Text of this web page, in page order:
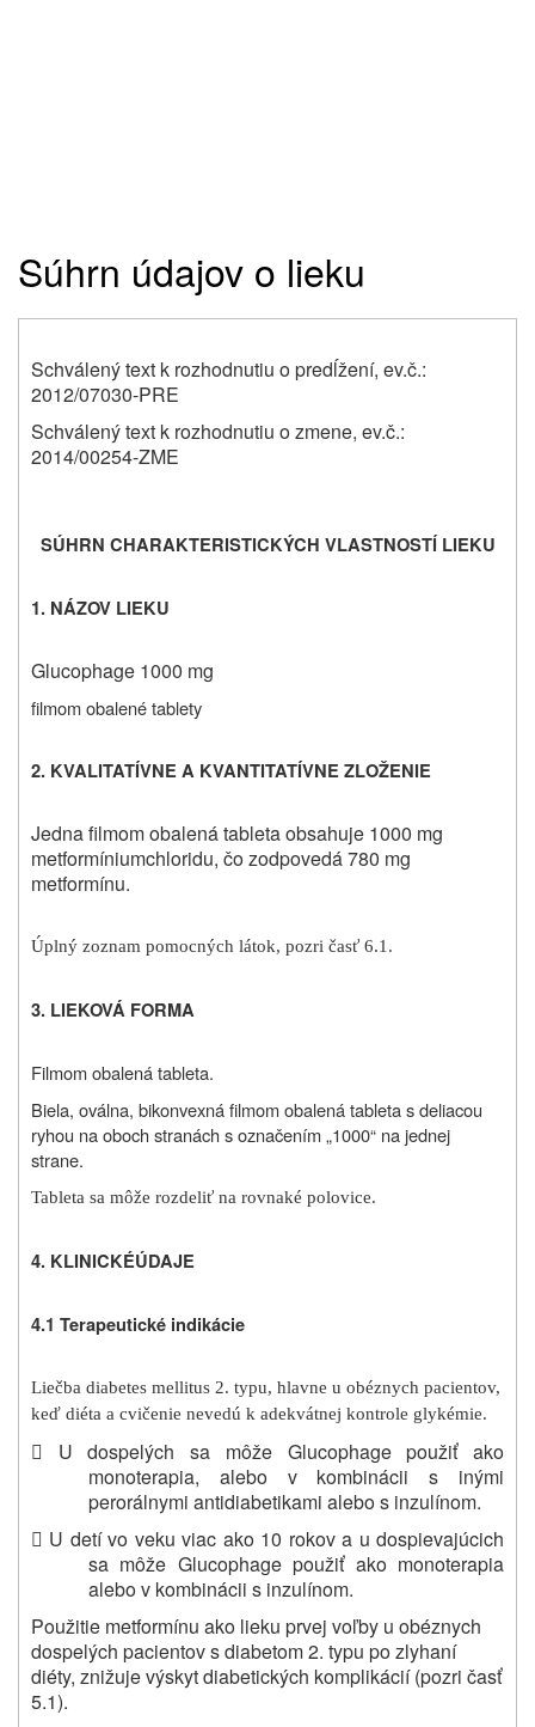
Súhrn údajov o lieku
Schválený text k rozhodnutiu o predĺžení, ev.č.:
2012/07030-PRE
Schválený text k rozhodnutiu o zmene, ev.č.:
2014/00254-ZME
SÚHRN CHARAKTERISTICKÝCH VLASTNOSTÍ LIEKU
1. NÁZOV LIEKU
Glucophage 1000 mg
filmom obalené tablety
2. KVALITATÍVNE A KVANTITATÍVNE ZLOŽENIE
Jedna filmom obalená tableta obsahuje 1000 mg
metformíniumchloridu, čo zodpovedá 780 mg
metformínu.
Úplný zoznam pomocných látok, pozri časť 6.1.
3. LIEKOVÁ FORMA
Filmom obalená tableta.
Biela, oválna, bikonvexná filmom obalená tableta s deliacou
ryhou na oboch stranách s označením „1000“ na jednej
strane.
Tableta sa môže rozdeliť na rovnaké polovice.
4. KLINICKÉÚDAJE
4.1 Terapeutické indikácie
Liečba diabetes mellitus 2. typu, hlavne u obéznych pacientov,
keď diéta a cvičenie nevedú k adekvátnej kontrole glykémie.
 U dospelých sa môže Glucophage použiť ako
monoterapia, alebo v kombinácii s inými
perorálnymi antidiabetikami alebo s inzulínom.
 U detí vo veku viac ako 10 rokov a u dospievajúcich
sa môže Glucophage použiť ako monoterapia
alebo v kombinácii s inzulínom.
Použitie metformínu ako lieku prvej voľby u obéznych
dospelých pacientov s diabetom 2. typu po zlyhaní
diéty, znižuje výskyt diabetických komplikácií (pozri časť
5.1).